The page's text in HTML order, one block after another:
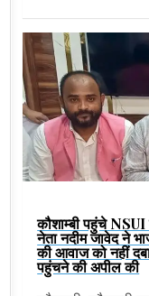
कौशाम्बी पहुंचे NSUI
नेता नदीम जावेद ने
की आवाज को नहीं
पहुंचने की अपील की